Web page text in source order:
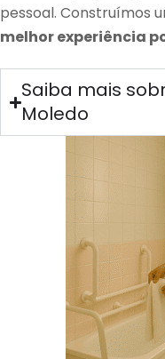
pessoal. Construímos
melhor experiência
Saiba mais
Moledo